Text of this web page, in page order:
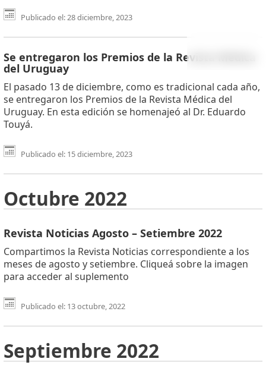
Publicado el: 28 diciembre, 2023
Se entregaron los Premios de la Revista Médica
del Uruguay
El pasado 13 de diciembre, como es tradicional cada año,
se entregaron los Premios de la Revista Médica del
Uruguay. En esta edición se homenajeó al Dr. Eduardo
Touyá.
Publicado el: 15 diciembre, 2023
Octubre 2022
Revista Noticias Agosto – Setiembre 2022
Compartimos la Revista Noticias correspondiente a los
meses de agosto y setiembre. Cliqueá sobre la imagen
para acceder al suplemento
Publicado el: 13 octubre, 2022
Septiembre 2022